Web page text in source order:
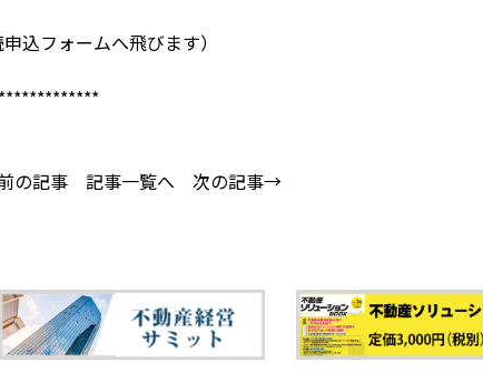
込フォームへ飛びます）
の記事 記事一覧へ 次の記事→